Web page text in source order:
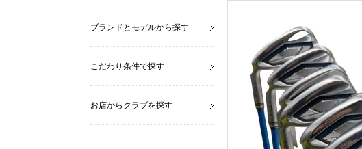
ブランドとモデルから探す
こだわり条件で探す
お店からクラブを探す